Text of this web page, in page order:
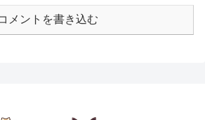
メントを書き込む